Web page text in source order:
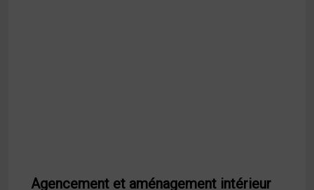
Agencement et aménagement intérieur